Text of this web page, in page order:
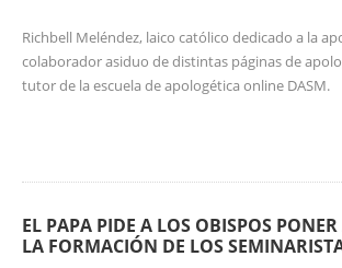
Richbell Meléndez, laico católico dedicado a la
colaborador asiduo de distintas páginas de
tutor de la escuela de apologética online DASM.
EL PAPA PIDE A LOS OBISPOS
LA FORMACIÓN DE LOS